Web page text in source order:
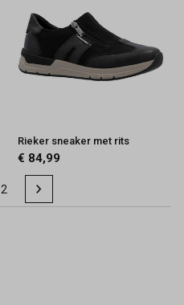
Rieker sneaker met rits
€ 84,99
2